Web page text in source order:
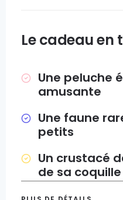
Le cadeau en
Une peluche
amusante
Une faune
petits
Un crustacé
de sa coquille